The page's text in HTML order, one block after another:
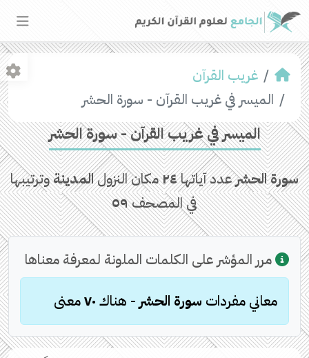
غريب القرآن
الميسر في غريب القرآن - سورة الحشر
الميسر في غريب القرآن - سورة الحشر
سورة الحشرعدد آياتها٢٤مكان النزولالمدينةوترتيبها
في المصحف٥٩
مرر المؤشر على الكلمات الملونة لمعرفة معناها
معاني مفردات سورة الحشر- هناك ٧٠معنى